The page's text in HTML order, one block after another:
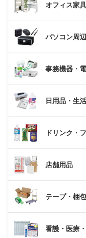
オフィス家
パソコン周
事務機器・
日用品・生
ドリンク・
店舗用品
テープ・梱
看護・医療